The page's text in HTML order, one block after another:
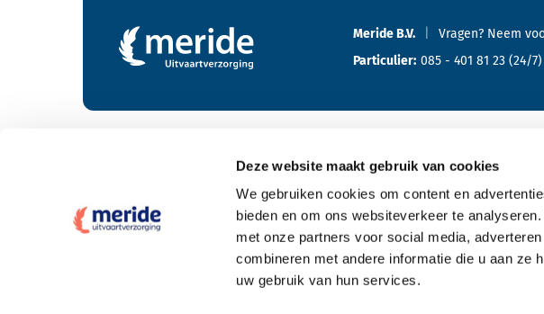
Deze website maakt gebruik van cookies
We gebruiken cookies om content en
bieden en om ons websiteverkeer te
met onze partners voor social media,
combineren met andere informatie die u aan ze
uw gebruik van hun services.
Meride B.V. Vragen? Neem
Particulier: 085 - 401 81 23 (24/7)
Wat kost een crematie
Wat kost een begrafenis
Elke uitvaartpolis welkom
Oriënteren
Offerte
Bespreking